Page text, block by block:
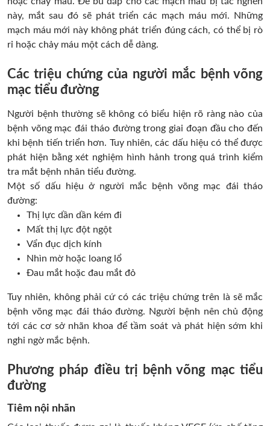
này, mắt sau đó sẽ phát triển các mạch máu mới. Những
mạch máu mới này không phát triển đúng cách, có thể bị rò
rỉ hoặc chảy máu một cách dễ dàng.
Các triệu chứng của người mắc bệnh võng
mạc tiểu đường
Người bệnh thường sẽ không có biểu hiện rõ ràng nào của
bệnh võng mạc đái tháo đường trong giai đoạn đầu cho đến
khi bệnh tiến triển hơn. Tuy nhiên, các dấu hiệu có thể được
phát hiện bằng xét nghiệm hình hảnh trong quá trình kiểm
tra mắt bệnh nhân tiểu đường.
Một số dấu hiệu ở người mắc bệnh võng mạc đái tháo
đường:
Thị lực dần dần kém đi
Mất thị lực đột ngột
Vẩn đục dịch kính
Nhìn mờ hoặc loang lổ
Đau mắt hoặc đau mắt đỏ
Tuy nhiên, không phải cứ có các triệu chứng trên là sẽ mắc
bệnh võng mạc đái tháo đường. Người bệnh nên chủ động
tới các cơ sở nhãn khoa để tầm soát và phát hiện sớm khi
nghi ngờ mắc bệnh.
Phương pháp điều trị bệnh võng mạc tiểu
đường
Tiêm nội nhãn